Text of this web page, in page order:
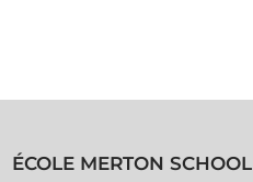
ÉCOLE MERTON SCHOOL